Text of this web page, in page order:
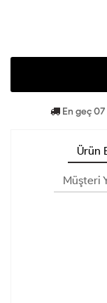
En geç
Ürün
Müşteri